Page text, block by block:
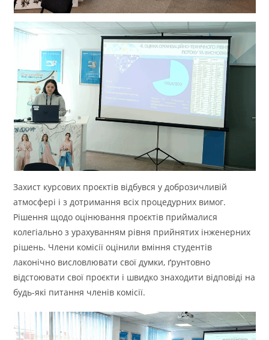
Захист курсових проєктів відбувся у доброзичливій
атмосфері і з дотримання всіх процедурних вимог.
Рішення щодо оцінювання проєктів приймалися
колегіально з урахуванням рівня прийнятих інженерних
рішень. Члени комісії оцінили вміння студентів
лаконічно висловлювати свої думки, ґрунтовно
відстоювати свої проєкти і швидко знаходити відповіді на
будь-які питання членів комісії.